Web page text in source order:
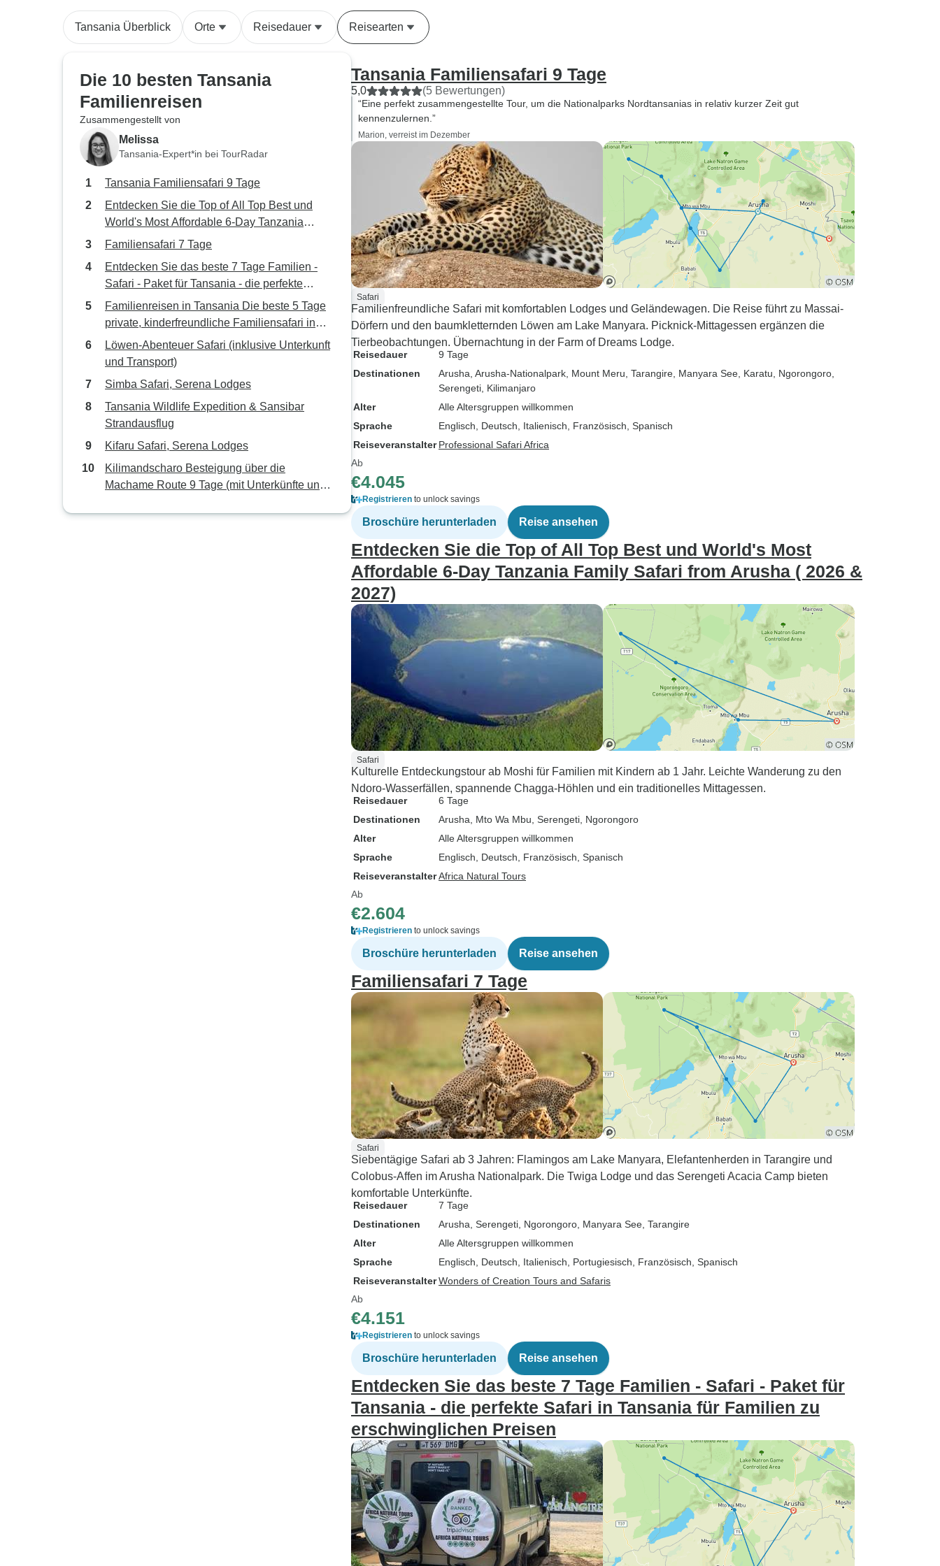
der Nacht waren
berauschend.
Tansania Überblick Orte Reisedauer Reisearten
Die 10 besten Tansania
Familienreisen
Zusammengestellt von
Melissa
Tansania-Expert*in bei TourRadar
Tansania Familiensafari 9 Tage
Entdecken Sie die Top of All Top Best und
World's Most Affordable 6-Day Tanzania
Family Safari from Arusha ( 2026 & 2027)
Familiensafari 7 Tage
Entdecken Sie das beste 7 Tage Familien -
Safari - Paket für Tansania - die perfekte
Safari in Tansania für Familien zu
erschwinglichen Preisen
Familienreisen in Tansania Die beste 5 Tage
private, kinderfreundliche Familiensafari in
Tansania
Löwen-Abenteuer Safari (inklusive Unterkunft
und Transport)
Simba Safari, Serena Lodges
Tansania Wildlife Expedition & Sansibar
Strandausflug
Kifaru Safari, Serena Lodges
Kilimandscharo Besteigung über die
Machame Route 9 Tage (mit Unterkünfte und
Tansania Familiensafari 9 Tage
5,0 (5 Bewertungen)
“Eine perfekt zusammengestellte Tour, um die Nationalparks Nordtansanias in relativ kurzer Zeit gut
kennenzulernen.”
Marion, verreist im Dezember
Safari
Familienfreundliche Safari mit komfortablen Lodges und Geländewagen. Die Reise führt zu Massai-
Dörfern und den baumkletternden Löwen am Lake Manyara. Picknick-Mittagessen ergänzen die
Tierbeobachtungen. Übernachtung in der Farm of Dreams Lodge.
Reisedauer
9 Tage
Destinationen
Arusha , Arusha-Nationalpark , Mount Meru , Tarangire , Manyara See , Karatu , Ngorongoro
Serengeti , Kilimanjaro
Alter
Alle Altersgruppen willkommen
Sprache
Englisch, Deutsch, Italienisch, Französisch, Spanisch
Reiseveranstalter Professional Safari Africa
Ab
€4.045
Registrieren to unlock savings
Broschüre herunterladen Reise ansehen
Entdecken Sie die Top of All Top Best und World's Most
Affordable 6-Day Tanzania Family Safari from Arusha ( 2026 &
2027)
Safari
Kulturelle Entdeckungstour ab Moshi für Familien mit Kindern ab 1 Jahr. Leichte Wanderung zu den
Ndoro-Wasserfällen, spannende Chagga-Höhlen und ein traditionelles Mittagessen.
Reisedauer
6 Tage
Destinationen
Arusha , Mto Wa Mbu , Serengeti , Ngorongoro
Alter
Alle Altersgruppen willkommen
Sprache
Englisch, Deutsch, Französisch, Spanisch
ReiseveranstalterAfrica Natural Tours
Ab
€2.604
Registrieren to unlock savings
Broschüre herunterladen Reise ansehen
Familiensafari 7 Tage
Safari
Siebentägige Safari ab 3 Jahren: Flamingos am Lake Manyara, Elefantenherden in Tarangire und
Colobus-Affen im Arusha Nationalpark. Die Twiga Lodge und das Serengeti Acacia Camp bieten
komfortable Unterkünfte.
Reisedauer
7 Tage
Destinationen
Arusha , Serengeti , Ngorongoro , Manyara See , Tarangire
Alter
Alle Altersgruppen willkommen
Sprache
Englisch, Deutsch, Italienisch, Portugiesisch, Französisch, Spanisch
ReiseveranstalterWonders of Creation Tours and Safaris
Ab
€4.151
Registrieren to unlock savings
Broschüre herunterladen Reise ansehen
Entdecken Sie das beste 7 Tage Familien - Safari - Paket für
Tansania - die perfekte Safari in Tansania für Familien zu
erschwinglichen Preisen